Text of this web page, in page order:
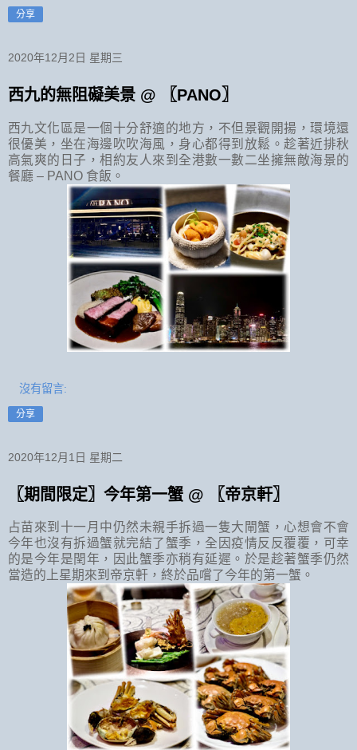
分享
2020年12月2日 星期三
西九的無阻礙美景 @ 〖PANO〗
西九文化區是一個十分舒適的地方，不但景觀開揚，環境還
很優美，坐在海邊吹吹海風，身心都得到放鬆。趁著近排秋
高氣爽的日子，相約友人來到全港數一數二坐擁無敵海景的
餐廳 – PANO 食飯。
沒有留言:
分享
2020年12月1日 星期二
〖期間限定〗今年第一蟹 @ 〖帝京軒〗
占苗來到十一月中仍然未親手拆過一隻大閘蟹，心想會不會
今年也沒有拆過蟹就完結了蟹季，全因疫情反反覆覆，可幸
的是今年是閏年，因此蟹季亦稍有延遲。於是趁著蟹季仍然
當造的上星期來到帝京軒，終於品嚐了今年的第一蟹。